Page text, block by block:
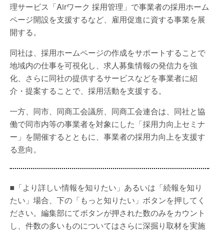
理サービス「Airワーク 採用管理」で事業者の採用ホーム
ページ開設を支援するなど、雇用促進に資する事業を展
開する。
同社は、採用ホームページの作成をサポートすることで
地域内の仕事を可視化し、求人募集情報の発信力を強
化、さらに同社の提供するサービスなどを事業者に紹
介・提案することで、採用活動を支援する。
一方、同市、同商工会議所、同商工会連合は、同社と協
働で同市内等の事業者を対象にした「採用力向上セミナ
ー」を開催するとともに、事業者の採用力向上を支援す
る意向。
■「より詳しい情報を知りたい」あるいは「続報を知り
たい」場合、下の「もっと知りたい」ボタンを押してく
ださい。編集部にてボタンが押された数のみをカウント
し、件数の多いものについてはさらに深掘り取材を実施